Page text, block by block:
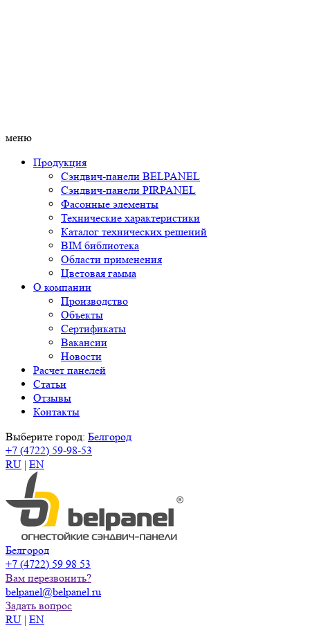
меню
Продукция
Сэндвич-панели BELPANEL
Сэндвич-панели PIRPANEL
Фасонные элементы
Технические характеристики
Каталог технических решений
BIM библиотека
Области применения
Цветовая гамма
О компании
Производство
Объекты
Сертификаты
Вакансии
Новости
Расчет панелей
Статьи
Отзывы
Контакты
Выберите город: Белгород
+7 (4722) 59-98-53
RU | EN
Белгород
+7 (4722) 59 98 53
Вам перезвонить?
belpanel@belpanel.ru
Задать вопрос
RU | EN